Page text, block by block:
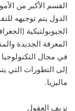
القسم الأكبر من
الدول يتم توجيهه
الجيوبولتيكية
المعرفة الجديدة
في مجال التكنولوجيا
إلى التطورات التي
ماليزيا.
نزيف العقول